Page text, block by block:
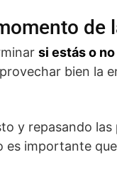
de
si estás o
bien la
y repasando
es importante